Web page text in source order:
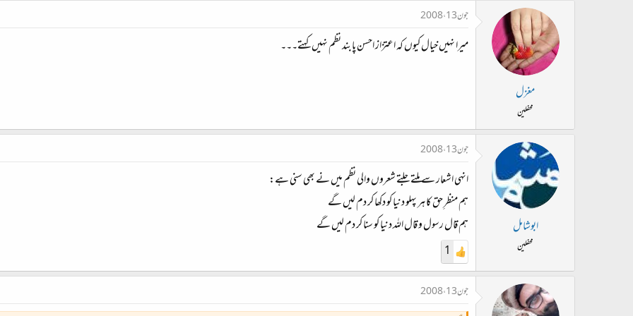
مغزل
محفلین
جون 13، 2008
میرا نہیں خیال کیوں کہ اعتزاز احسن پابند نظم نہیں کہتے۔۔۔
ابوشامل
محفلین
جون 13، 2008
انہی اشعار سے ملتے جلتے شعروں والی نظم میں نے بھی سنی ہے:
ہم منظرِ حق کا ہر پہلو دنیا کو دکھا کر دم لیں گے
ہم قال رسول و قال اللہ دنیا کو سنا کر دم لیں گے
1
جون 13، 2008